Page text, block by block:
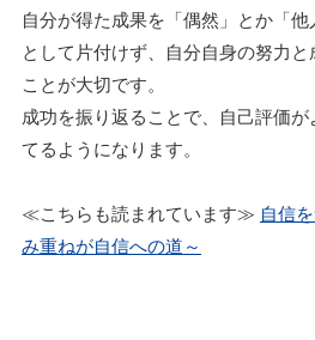
自分が得た成果を「偶然」とか「他
として片付けず、自分自身の努力
ことが大切です。
成功を振り返ることで、自己評価
てるようになります。
≪こちらも読まれています≫ 自信
み重ねが自信への道～